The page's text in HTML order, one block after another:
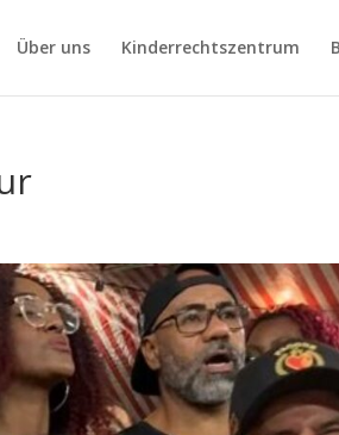
Über uns Kinderrechtszentrum